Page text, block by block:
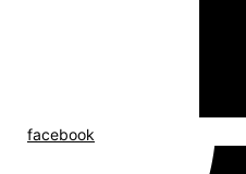
facebook